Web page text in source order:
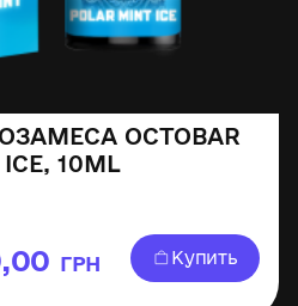
OCTOBAR
10ML
ГРН Купить